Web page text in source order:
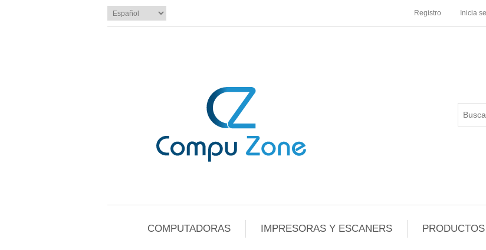
Registro Inicia
COMPUTADORAS IMPRESORAS Y ESCANERS PRODUCTOS